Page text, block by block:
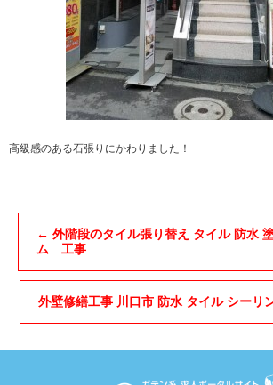
高級感のある石張りにかわりました！
← 外階段のタイル張り替え タイル 防水
ム 工事
外壁修繕工事 川口市 防水 タイル シーリ